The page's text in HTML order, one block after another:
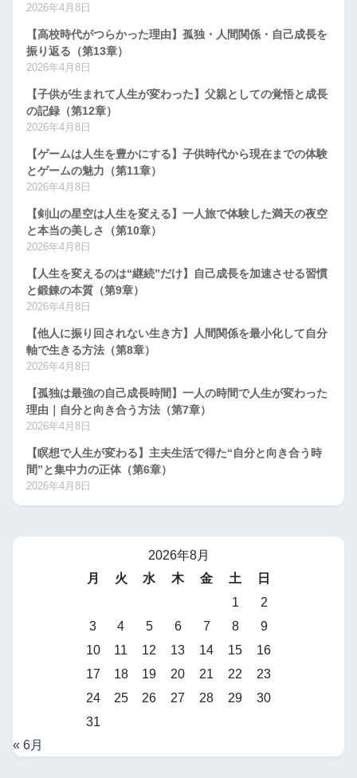
2026年4月8日
【高校時代がつらかった理由】孤独・人間関係・自己成長を
振り返る（第13章）
2026年4月8日
【子供が生まれて人生が変わった】父親としての覚悟と成長
の記録（第12章）
2026年4月8日
【ゲームは人生を豊かにする】子供時代から現在までの体験
とゲームの魅力（第11章）
2026年4月8日
【剣山の星空は人生を変える】一人旅で体験した満天の夜空
と本当の美しさ（第10章）
2026年4月8日
【人生を変えるのは“継続”だけ】自己成長を加速させる習慣
と鍛錬の本質（第9章）
2026年4月8日
【他人に振り回されない生き方】人間関係を最小化して自分
軸で生きる方法（第8章）
2026年4月8日
【孤独は最強の自己成長時間】一人の時間で人生が変わった
理由｜自分と向き合う方法（第7章）
2026年4月8日
【瞑想で人生が変わる】主夫生活で得た“自分と向き合う時
間”と集中力の正体（第6章）
2026年4月8日
2026年8月
月
火 水 木 金 土
日
1
2
3
4 5 6 7 8
9
10
11 12 13 14 15
16
17
18 19 20 21 22
23
24
25 26 27 28 29
30
31
« 6月